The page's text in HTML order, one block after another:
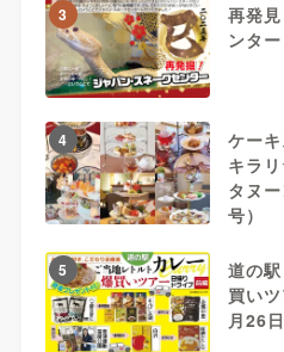
3
再発
ンタ
4
ケー
キラ
タヌ
号）
5
道の
買い
月26日